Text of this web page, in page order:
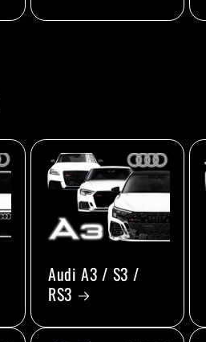
Audi A3 / S3 /
RS3